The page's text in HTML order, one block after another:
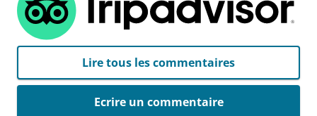
Lire tous les commentaires
Ecrire un commentaire